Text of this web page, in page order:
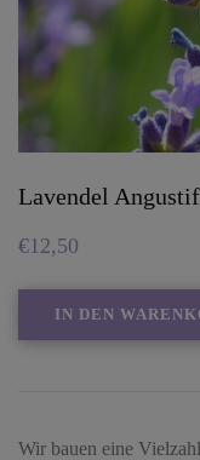
Lavendel
€12,50
IN DEN
Wir bauen eine